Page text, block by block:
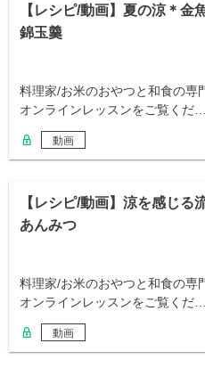
【レシピ/動画】夏の涼＊金
錦玉羹
料理家/お米のおやつと和食の専
オンラインレッスンをご覧くだ…
動画
【レシピ/動画】涼を感じる
あんみつ
料理家/お米のおやつと和食の専
オンラインレッスンをご覧くだ…
動画